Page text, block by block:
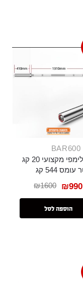
מוט אולימפי מקצועי 20 קג
₪1600 ₪990
הוספה לסל